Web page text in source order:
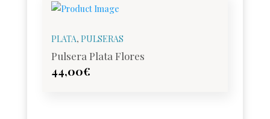
PLATA, PULSERAS
Pulsera Plata Flores
44,00€